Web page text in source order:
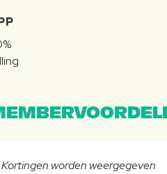
worden weergegeven